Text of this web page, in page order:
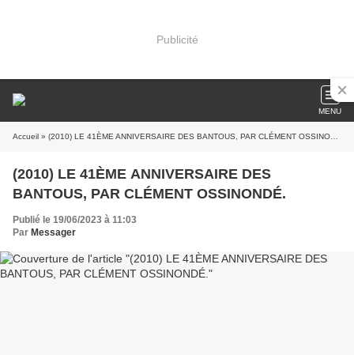
Publicité
MENU
Accueil » (2010) LE 41ÈME ANNIVERSAIRE DES BANTOUS, PAR CLÉMENT OSSINONDÉ.
(2010) LE 41ÈME ANNIVERSAIRE DES
BANTOUS, PAR CLÉMENT OSSINONDÉ.
Publié le 19/06/2023 à 11:03
Par Messager